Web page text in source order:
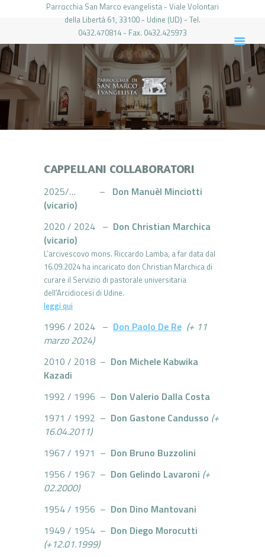
Parrocchia San Marco evangelista - Viale Volontari
della Libertá 61, 33100 - Udine (UD) - Tel.
0432.470814 - Fax. 0432.425973
PARROCCHIA DI SAN MARCO UDINE
HOME
LA PARROCCHIA
IL PARROCO
LE ATTIVITÀ
PIERABECH
CONTATTI
LOGIN
CAPPELLANI COLLABORATORI
2025/… – Don Manuèl Minciotti
(vicario)
2020 / 2024 – Don Christian Marchica
(vicario)
L’arcivescovo mons. Riccardo Lamba, a far data dal
16.09.2024 ha incaricato don Christian Marchica di
curare il Servizio di pastorale universitaria
dell’Arcidiocesi di Udine.
leggi qui
1996 / 2024 – Don Paolo De Re (+ 11
marzo 2024)
2010 / 2018 – Don Michele Kabwika
Kazadi
1992 / 1996 – Don Valerio Dalla Costa
1971 / 1992 – Don Gastone Candusso (+
16.04.2011)
1967 / 1971 – Don Bruno Buzzolini
1956 / 1967 – Don Gelindo Lavaroni (+
02.2000)
1954 / 1956 – Don Dino Mantovani
1949 / 1954 – Don Diego Morocutti
(+12.01.1999)